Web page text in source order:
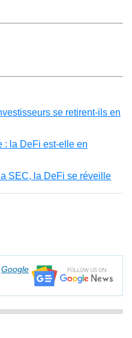
se retirent-ils en
: la DeFi est-elle en
SEC, la DeFi se réveille
Google